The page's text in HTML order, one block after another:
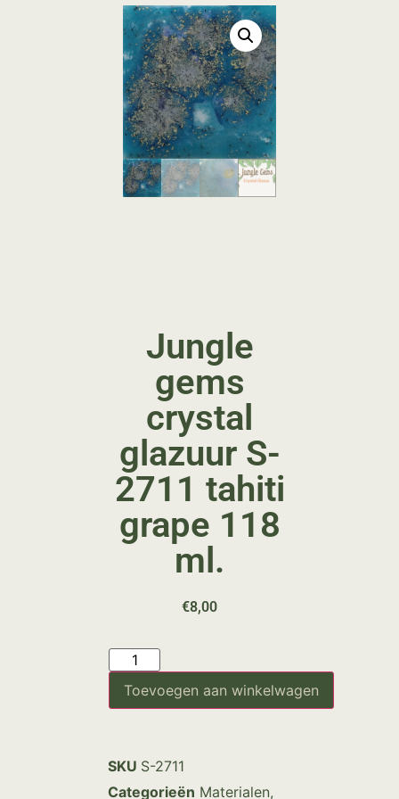
Jungle
gems
crystal
glazuur S-
2711 tahiti
grape 118
ml.
€8,00
Toevoegen aan winkelwagen
SKU S-2711
Categorieën Materialen,